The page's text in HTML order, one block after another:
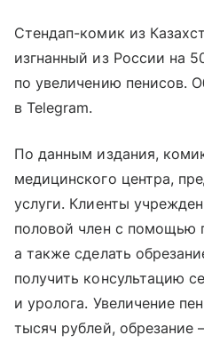
Стендап-комик из
изгнанный из России на
по увеличению пенисов.
в Telegram.
По данным издания,
медицинского центра,
услуги. Клиенты
половой член с помощью
а также сделать
получить консультацию
и уролога. Увеличение
тысяч рублей,